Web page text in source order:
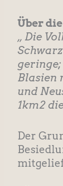
Über
„ Die
Blasien
und
1km2
Der